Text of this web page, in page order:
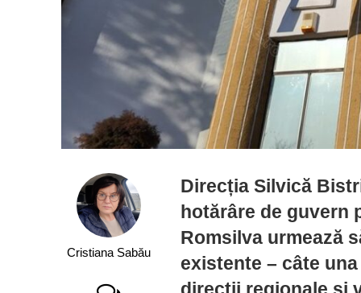
Cristiana Sabău
Direcția Silvică
hotărâre de guvern
Romsilva urmează
existente – câte
direcții regionale și